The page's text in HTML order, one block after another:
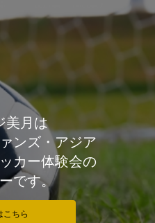
美月は
ンズ・アジア
カー体験会の
です。
こちら